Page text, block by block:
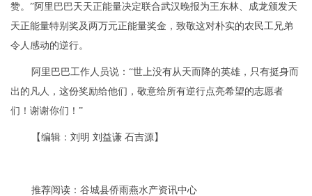
赞。”阿里巴巴天天正能量决定联合武汉晚报为王东林、成龙颁发天
天正能量特别奖及两万元正能量奖金，致敬这对朴实的农民工兄弟
令人感动的逆行。
阿里巴巴工作人员说：“世上没有从天而降的英雄，只有挺身而
出的凡人，这份奖励给他们，敬意给所有逆行点亮希望的志愿者
们！谢谢你们！”
【编辑：刘明 刘益谦 石吉源】
推荐阅读： 谷城县侨雨燕水产资讯中心